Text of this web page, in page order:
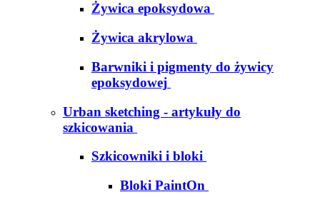
Żywica epoksydowa
Żywica akrylowa
Barwniki i pigmenty do żywicy
epoksydowej
Urban sketching - artykuły do
szkicowania
Szkicowniki i bloki
Bloki PaintOn